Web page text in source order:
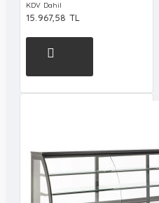
KDV Dahil
15.967,58 TL